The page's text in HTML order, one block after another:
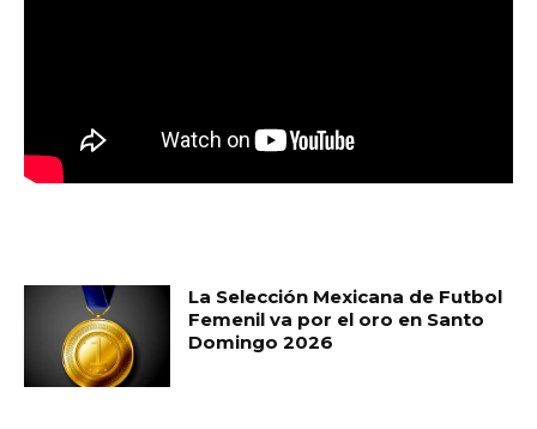
La Selección Mexicana de Futbol
Femenil va por el oro en Santo
Domingo 2026